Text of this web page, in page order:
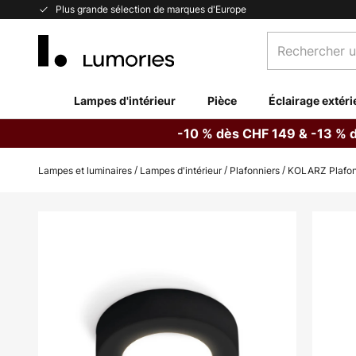
Plus grande sélection de marques d'Europe
Allez
un
catégorie...
Lampes d'intérieur Pièce Éclairage
-10 % dès CHF 149 & -13 %
Lampes et luminaires Lampes d'intérieur Plafonniers KOLARZ